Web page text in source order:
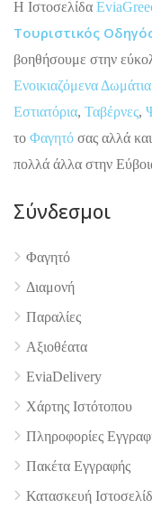
H Ιστοσελίδα
Τουριστικός
βοηθήσουμε στην
Ενοικιαζόμενα Δωμάτια
Εστιατόρια, Ταβέρνες,
το Φαγητό σας αλλά και
πολλά άλλα στην
Σύνδεσμοι
Φαγητό
Διαμονή
Παραλίες
Αξιοθέατα
EviaDelivery
Χάρτης Ιστότοπου
Πληροφορίες
Πακέτα Εγγραφής
Κατασκευή